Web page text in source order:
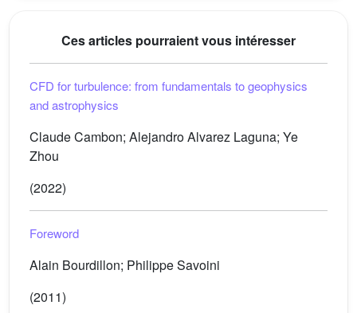
Ces articles pourraient vous intéresser
CFD for turbulence: from fundamentals to geophysics
and astrophysics
Claude Cambon; Alejandro Alvarez Laguna; Ye
Zhou
(2022)
Foreword
Alain Bourdillon; Philippe Savoini
(2011)